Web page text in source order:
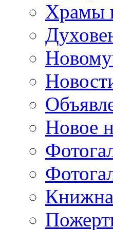
Храмы
Новое